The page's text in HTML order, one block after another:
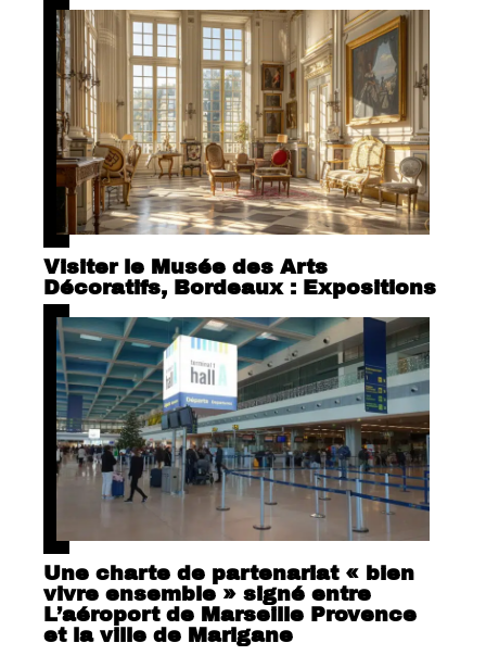
Visiter le Musée des Arts
Décoratifs, Bordeaux : Expositions
Une charte de partenariat « bien
vivre ensemble » signé entre
L’aéroport de Marseille Provence
et la ville de Marigane